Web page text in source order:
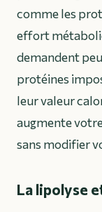
comme les
effort
demandent
protéines
leur valeur
augmente
sans modifier
La lipolyse